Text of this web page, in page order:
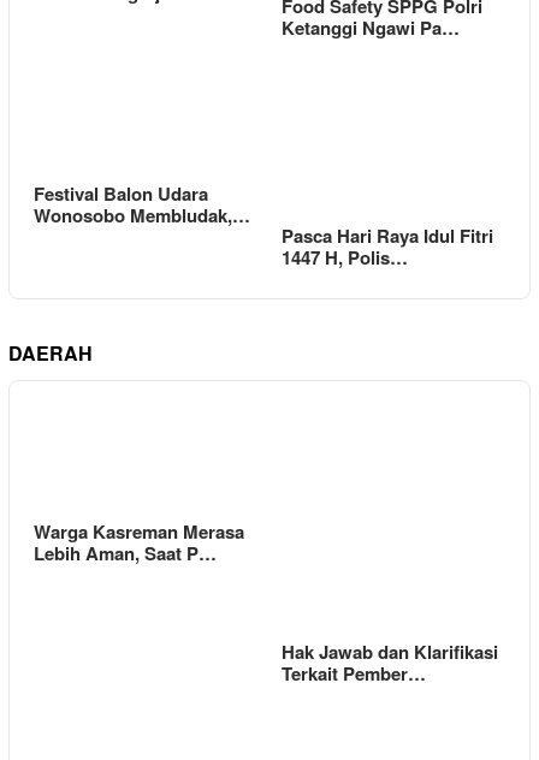
Food Safety SPPG Polri
Ketanggi Ngawi Pa…
Festival Balon Udara
Wonosobo Membludak,…
Pasca Hari Raya Idul Fitri
1447 H, Polis…
DAERAH
Warga Kasreman Merasa
Lebih Aman, Saat P…
Hak Jawab dan Klarifikasi
Terkait Pember…